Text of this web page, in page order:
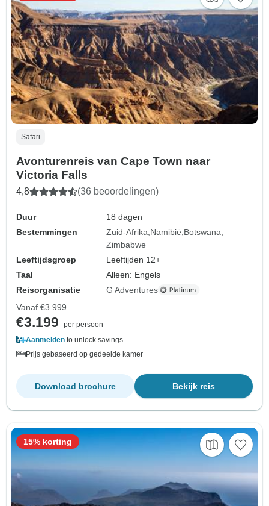
Safari
Avonturenreis van Cape Town naar
Victoria Falls
4,8 (36 beoordelingen)
Duur
18 dagen
Bestemmingen
Zuid-Afrika Namibië Botswana
Zimbabwe
Leeftijdsgroep
Leeftijden 12+
Taal
Alleen: Engels
Reisorganisatie
G Adventures
Vanaf €3.999
€3.199
per persoon
Aanmelden to unlock savings
Prijs gebaseerd op gedeelde kamer
Bekijk reis
Download brochure
15% korting